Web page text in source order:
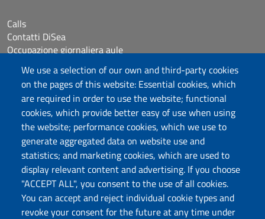
We use a selection of our own and third-party cookies
on the pages of this website: Essential cookies, which
are required in order to use the website; functional
cookies, which provide better easy of use when using
the website; performance cookies, which we use to
generate aggregated data on website use and
statistics; and marketing cookies, which are used to
display relevant content and advertising. If you choose
"ACCEPT ALL", you consent to the use of all cookies.
You can accept and reject individual cookie types and
revoke your consent for the future at any time under
Università degli Studi di Sassari
Dipartimento di Scienze Economiche e Aziendali
Via Muroni 25, 07100 Sassari
Tel: +39 079 213001
Fax: +39 079 213002
Calls
Contatti DiSea
Occupazione giornaliera aule
Prenotazione Sala riunioni
Follow us